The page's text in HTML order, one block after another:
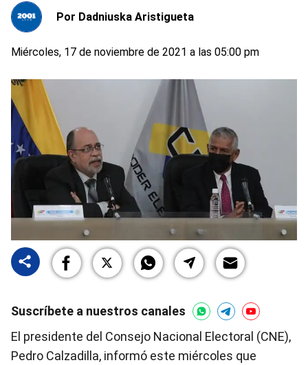
Por Dadniuska Aristigueta
Miércoles, 17 de noviembre de 2021 a las 05:00 pm
Suscríbete a nuestros canales
El presidente del Consejo Nacional Electoral (CNE),
Pedro Calzadilla, informó este miércoles que